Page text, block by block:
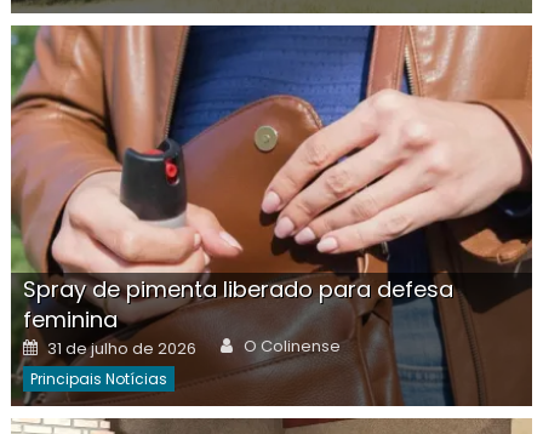
Spray de pimenta liberado para defesa
feminina
Posted
on
31 de julho de 2026 Author
O Colinense
Principais Notícias